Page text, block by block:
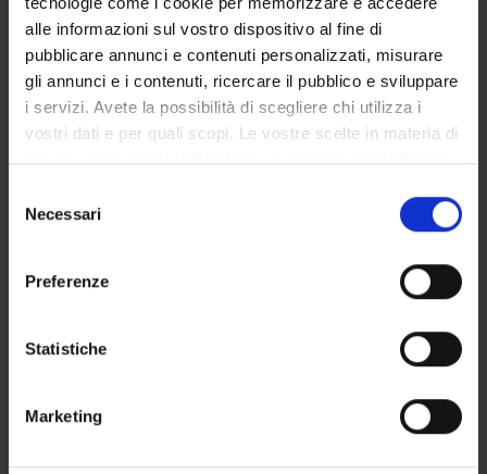
alle informazioni sul vostro dispositivo al fine di
pubblicare annunci e contenuti personalizzati, misurare
gli annunci e i contenuti, ricercare il pubblico e sviluppare
i servizi. Avete la possibilità di scegliere chi utilizza i
vostri dati e per quali scopi. Le vostre scelte in materia di
privacy sono applicabili solo su questa proprietà digitale
modificare o revocare il proprio consenso in qualsiasi
momento dalla Dichiarazione sui cookie o facendo clic
raccogliere informazioni sulla tua posizione
geografica, con un'approssimazione di qualche
Identificare il tuo dispositivo, scansionandolo
delNecessari
Preferenze
Statistiche
Marketing
Matteo Ortino
Federico Perali
Federico Reggio
Carlo Vettore
Enrolment procedures